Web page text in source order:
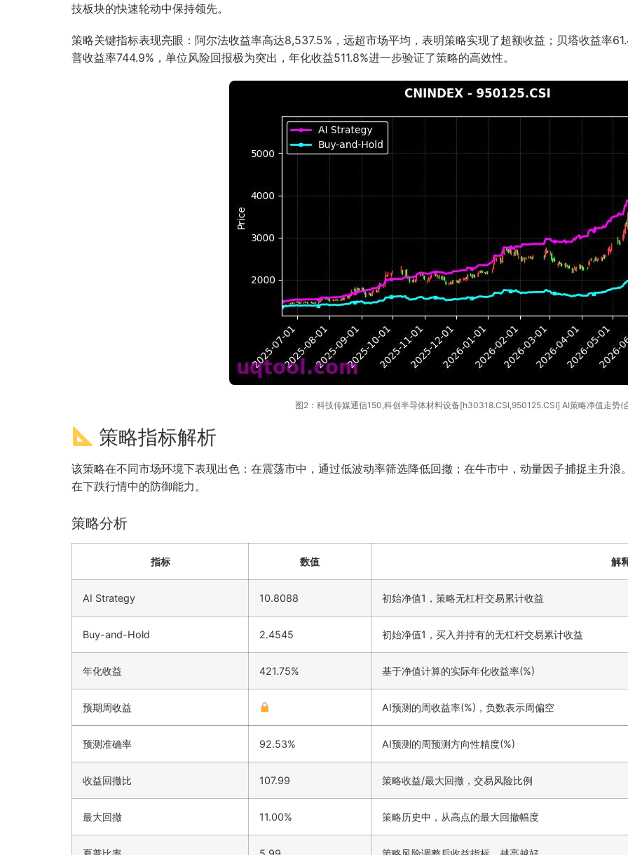
技板块的快速轮动中保持领先。
策略关键指标表现亮眼：阿尔法收益率高达8,537.5%，远超市场平均，表明策略实现了超额收益；贝塔收益率
普收益率744.9%，单位风险回报极为突出，年化收益511.8%进一步验证了策略的高效性。
图2：科技传媒通信150,科创半导体材料设备[h30318.CSI,950125.CSI] AI策略净值走势(
策略指标解析
该策略在不同市场环境下表现出色：在震荡市中，通过低波动率筛选降低回撤；在牛市中，动量因子捕捉主升
在下跌行情中的防御能力。
策略分析
指标 数值 解
AI Strategy 10.8088 初始净值1，策略无杠杆交易累计收益
Buy-and-Hold 2.4545 初始净值1，买入并持有的无杠杆交易累计收益
年化收益 421.75% 基于净值计算的实际年化收益率(%)
预期周收益 AI预测的周收益率(%)，负数表示周偏空
预测准确率 92.53% AI预测的周预测方向性精度(%)
收益回撤比 107.99 策略收益/最大回撤，交易风险比例
最大回撤 11.00% 策略历史中，从高点的最大回撤幅度